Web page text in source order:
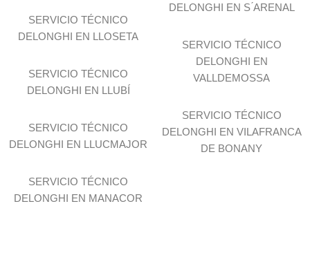
SERVICIO TÉCNICO
DELONGHI EN LLOSETA
SERVICIO TÉCNICO
DELONGHI EN LLUBÍ
SERVICIO TÉCNICO
DELONGHI EN LLUCMAJOR
SERVICIO TÉCNICO
DELONGHI EN MANACOR
DELONGHI EN S ́ARENAL
SERVICIO TÉCNICO
DELONGHI EN
VALLDEMOSSA
SERVICIO TÉCNICO
DELONGHI EN VILAFRANCA
DE BONANY